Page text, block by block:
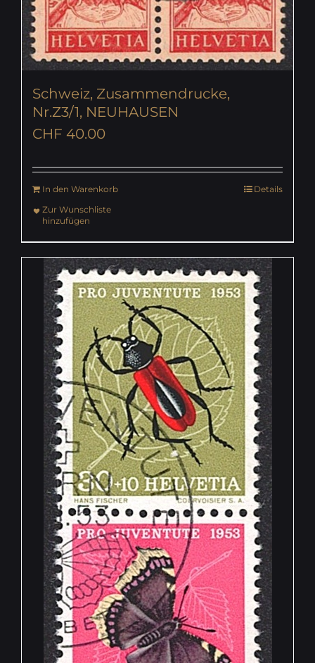
Schweiz, Zusammendrucke,
Nr.Z3/1, NEUHAUSEN
CHF 40.00
In den Warenkorb
Details
Zur Wunschliste
hinzufügen